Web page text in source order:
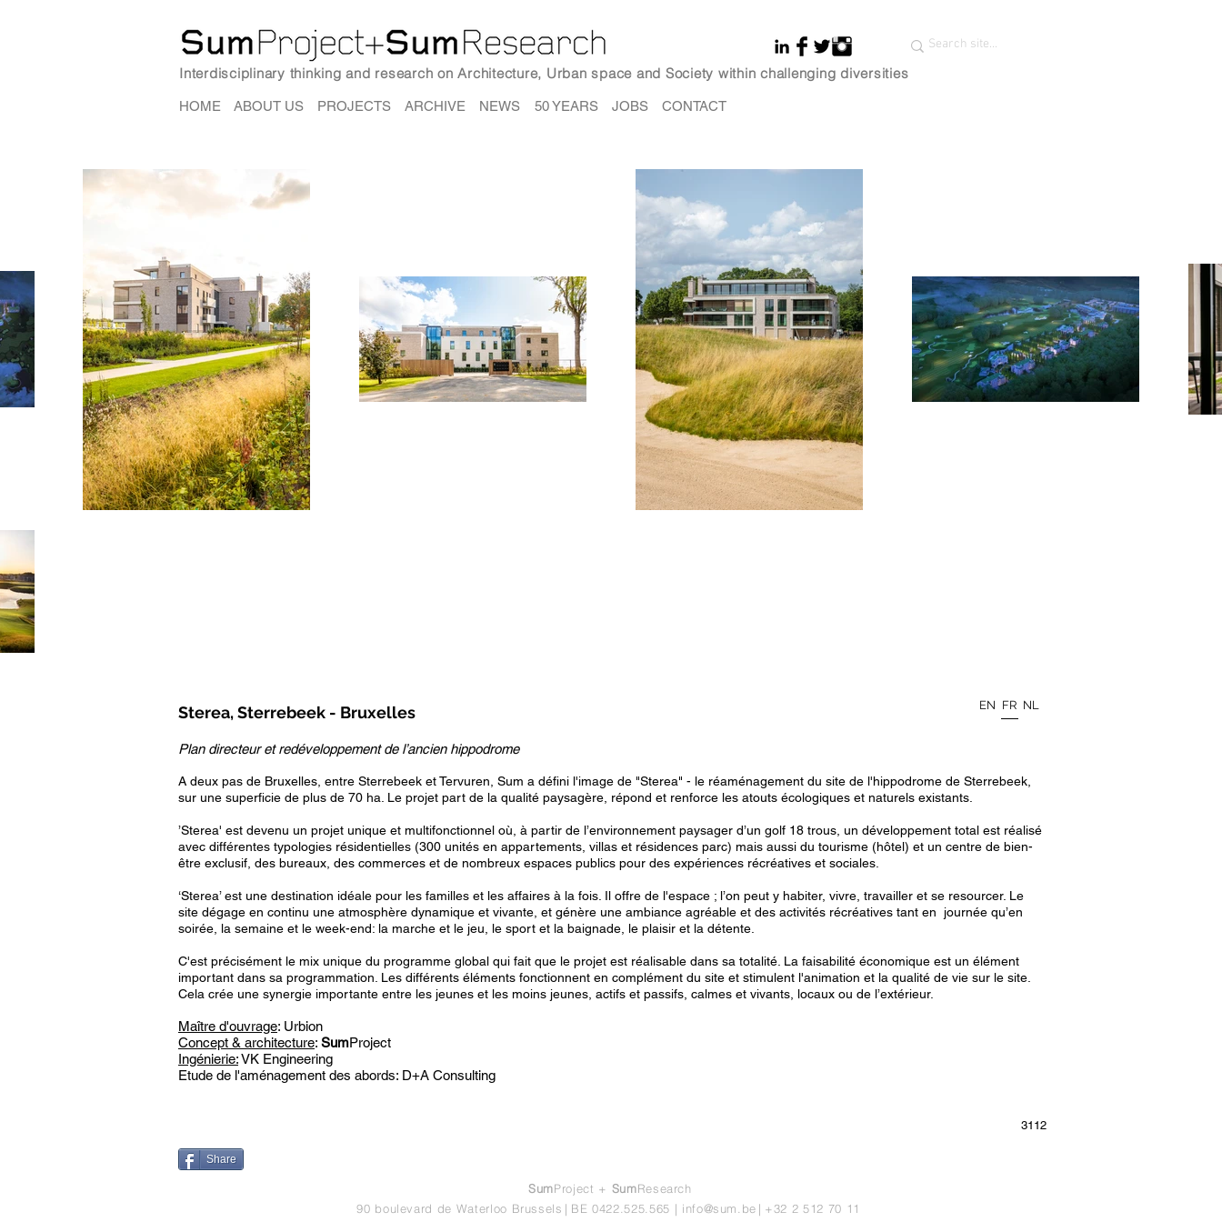
Interdisciplinary thinking and research on Architecture, Urban space and Society within challenging diversities
HOME ABOUT US PROJECTS ARCHIVE NEWS 50 YEARS JOBS CONTACT
Sterea, Sterrebeek - Bruxelles
Plan directeur et redéveloppement de l’ancien hippodrome
A deux pas de Bruxelles, entre Sterrebeek et Tervuren, Sum a défini l'image de "Sterea" - le réaménagement du site de l'hippodrome de Sterrebeek,
sur une superficie de plus de 70 ha. Le projet part de la qualité paysagère, répond et renforce les atouts écologiques et naturels existants.
’Sterea' est devenu un projet unique et multifonctionnel où, à partir de l’environnement paysager d’un golf 18 trous, un développement total est réalisé
avec différentes typologies résidentielles (300 unités en appartements, villas et résidences parc) mais aussi du tourisme (hôtel) et un centre de bien-
être exclusif, des bureaux, des commerces et de nombreux espaces publics pour des expériences récréatives et sociales.
‘Sterea’ est une destination idéale pour les familles et les affaires à la fois. Il offre de l'espace ; l’on peut y habiter, vivre, travailler et se resourcer. Le
site dégage en continu une atmosphère dynamique et vivante, et génère une ambiance agréable et des activités récréatives tant en journée qu’en
soirée, la semaine et le week-end: la marche et le jeu, le sport et la baignade, le plaisir et la détente.
C'est précisément le mix unique du programme global qui fait que le projet est réalisable dans sa totalité. La faisabilité économique est un élément
important dans sa programmation. Les différents éléments fonctionnent en complément du site et stimulent l'animation et la qualité de vie sur le site.
Cela crée une synergie importante entre les jeunes et les moins jeunes, actifs et passifs, calmes et vivants, locaux ou de l’extérieur.
Maître d'ouvrage: Urbion
Concept & architecture: SumProject
Ingénierie:VK Engineering
Etude de l'aménagement des abords: D+A Consulting
3112
EN FR NL
Share
SumProject + SumResearch
BE 0422.525.565
90 boulevard de Waterloo Brussels info@sum.be +32 2 512 70 11
| |
|